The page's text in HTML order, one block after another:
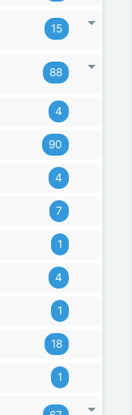
15
88
4
90
4
7
1
4
1
18
1